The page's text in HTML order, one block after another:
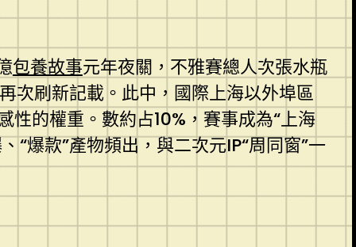
包養故事元年夜關，不雅賽總人次張水瓶
次刷新記載。此中，國際上海以外埠區
的權重。數約占10%，賽事成為“上海
“爆款”產物頻出，與二次元IP“周同窗”一